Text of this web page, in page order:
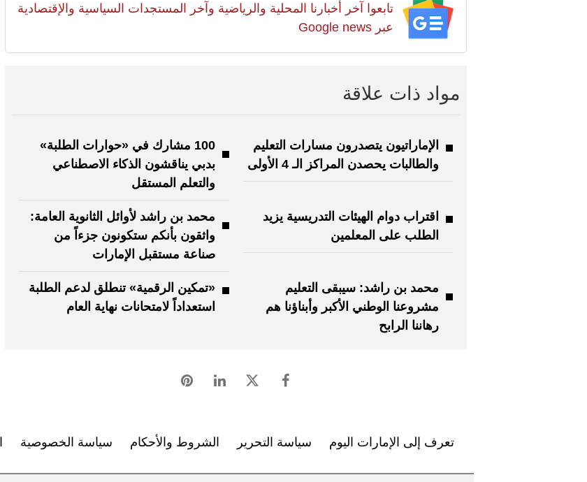
تابعوا آخر أخبارنا المحلية والرياضية وآخر المستجدات السياسية والإقتصادية
عبر Google news
مواد ذات علاقة
الإماراتيون يتصدرون مسارات التعليم
والطالبات يحصدن المراكز الـ 4 الأولى
100 مشارك في «حوارات الطلبة»
بدبي يناقشون الذكاء الاصطناعي
والتعلم المستقل
اقتراب دوام الهيئات التدريسية يزيد
الطلب على المعلمين
محمد بن راشد لأوائل الثانوية العامة:
واثقون بأنكم ستكونون جزءاً من
صناعة مستقبل الإمارات
محمد بن راشد: سيبقى التعليم
مشروعنا الوطني الأكبر وأبناؤنا هم
رهاننا الرابح
«تمكين الرقمية» تنطلق لدعم الطلبة
استعداداً لامتحانات نهاية العام
تعرف إلى الإمارات اليوم سياسة التحرير الشروط والأحكام سياسة الخصوصية